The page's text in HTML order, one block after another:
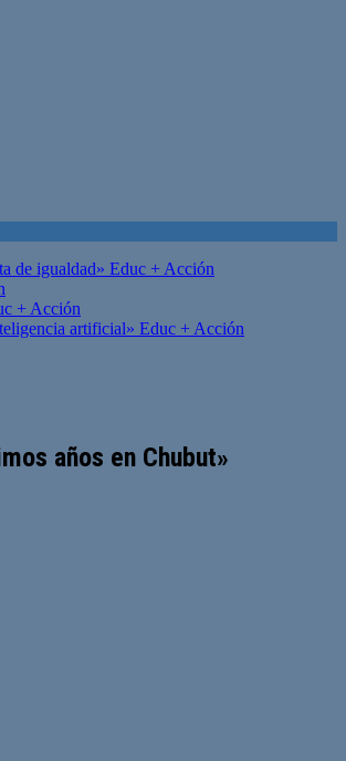
de igualdad» Educ + Acción
+ Acción
artificial» Educ + Acción
años en Chubut»